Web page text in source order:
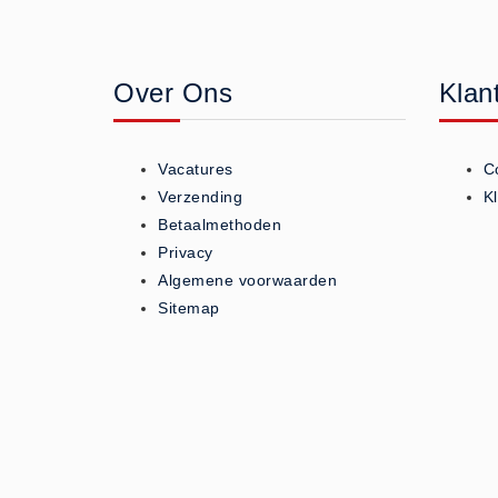
Koud - Warm kompressen (3)
Overige (1)
Teken - Beten sets (5)
Vitamines en mineralen (0)
Eerste Hulp Paneel
Eerste Hulp Paneel (0)
Over Ons
Vacatures
Verzending
Betaalmethoden
Privacy
Algemene voorwaarden
Sitemap